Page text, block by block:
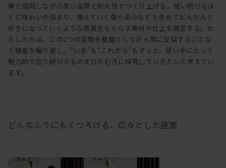
房と協同しながら高い品質と耐久性でつくり上げる。使い続けるほ
どに味わいが深まり、増えていく傷や染みなども含めてだんだんと
好きになっていくような感覚をもたらす素材や仕上を選定する。わ
たしたちは、この2つの姿勢を基盤としながら常に妥協することな
く精査を繰り返し、“いま”も“これから”もずっと、使い手にとって
魅力的で在り続けるものをひたむきに探究していきたいと考えてい
ます。
どんなふうにもくつろげる、広々とした座面